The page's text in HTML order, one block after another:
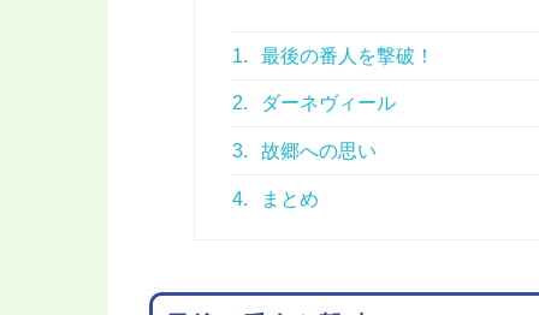
1. 最後の番人を撃破！
2. ダーネヴィール
3. 故郷への思い
4. まとめ